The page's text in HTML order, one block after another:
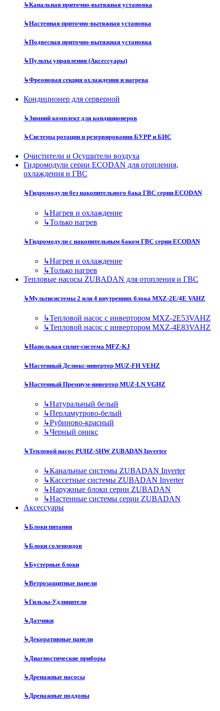
↳Канальная приточно-вытяжная установка
↳Настенная приточно-вытяжная установка
↳Подвесная приточно-вытяжная установка
↳Пульты управления (Аксессуары)
↳Фреоновая секция охлаждения и нагрева
Кондиционер для серверной
↳Зимний комплект для кондиционеров
↳Системы ротации и резервирования БУРР и БИС
Очистители и Осушители воздуха
Гидромодули серии ECODAN для отопления,
охлаждения и ГВС
↳Гидромодули без накопительного бака ГВС серии ECODAN
↳Нагрев и охлаждение
↳Только нагрев
↳Гидромодули с накопительным баком ГВС серии ECODAN
↳Нагрев и охлаждение
↳Только нагрев
Тепловые насосы ZUBADAN для отопления и ГВС
↳Мультисистемы 2 или 4 внутренних блока MXZ-2E/4E VAHZ
↳Тепловой насос с инвертором MXZ-2E53VAHZ
↳Тепловой насос с инвертором MXZ-4E83VAHZ
↳Напольная сплит-система MFZ-KJ
↳Настенный Делюкс-инвертор MUZ-FH VEHZ
↳Настенный Премиум-инвертор MUZ-LN VGHZ
↳Натуральный белый
↳Перламутрово-белый
↳Рубиново-красный
↳Черный оникс
↳Тепловой насос PUHZ-SHW ZUBADAN Inverter
↳Канальные системы ZUBADAN Inverter
↳Кассетные системы ZUBADAN Inverter
↳Наружные блоки серии ZUBADAN
↳Настенные системы серии ZUBADAN
Аксесcуары
↳Блоки питания
↳Блоки соленоидов
↳Бустерные блоки
↳Ветрозащитные панели
↳Гильзы-Удлинители
↳Датчики
↳Декоративные панели
↳Диагностические приборы
↳Дренажные насосы
↳Дренажные поддоны